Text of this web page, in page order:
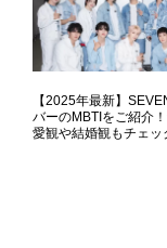
【2025年最新】
バーのMBTIをご紹介
愛観や結婚観もチェッ